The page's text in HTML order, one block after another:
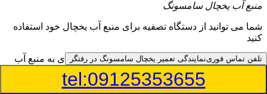
منبع آب یخچال سامسونگ
شما می توانید از دستگاه تصفیه برای منبع آب یخچال خود استفاده
کنید
در دفترچه راهنمای یخچال سامسونگ قسمت ویژه ای به منبع آب
آن و راهنمایی لازم در زمینه نصب و استفاده از آن اختصاص داده
شده است.برخی از مدل های یخچال سامسونگ دارای منبع آبریز
تلفن تماس فورینمایندگی تعمیر یخچال سامسونگ در رفتگر
tel:09125353655